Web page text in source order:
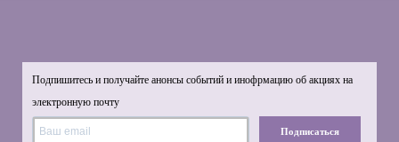
Подпишитесь и получайте анонсы событий и инофрмацию об акциях на
электронную почту
Подписаться